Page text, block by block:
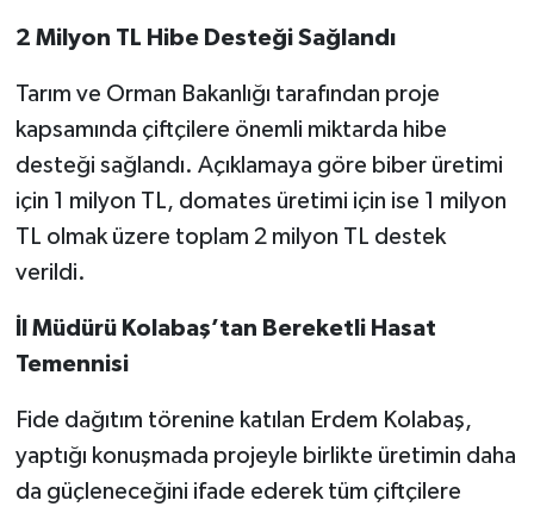
2 Milyon TL Hibe Desteği Sağlandı
Tarım ve Orman Bakanlığı tarafından proje
kapsamında çiftçilere önemli miktarda hibe
desteği sağlandı. Açıklamaya göre biber üretimi
için 1 milyon TL, domates üretimi için ise 1 milyon
TL olmak üzere toplam 2 milyon TL destek
verildi.
İl Müdürü Kolabaş’tan Bereketli Hasat
Temennisi
Fide dağıtım törenine katılan Erdem Kolabaş,
yaptığı konuşmada projeyle birlikte üretimin daha
da güçleneceğini ifade ederek tüm çiftçilere